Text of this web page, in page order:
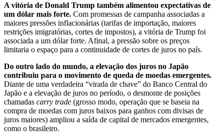
A vitória de Donald Trump também alimentou expectativas de
um dólar mais forte. Com promessas de campanha associadas a
maiores pressões inflacionárias (tarifas de importação, maiores
restrições imigratórias, cortes de impostos), a vitória de Trump foi
associada a um dólar forte. Afinal, a pressão sobre os preços
limitaria o espaço para a continuidade de cortes de juros no país.
Do outro lado do mundo, a elevação dos juros no Japão
contribuiu para o movimento de queda de moedas emergentes.
Diante de uma verdadeira “virada de chave” do Banco Central do
Japão e a elevação de juros no período, o desmonte de posições
chamadas carry trade (grosso modo, operação que se baseia na
compra de moedas com juros baixos para ganhos com divisas de
juros maiores) ampliou a saída de capital de mercados emergentes,
como o brasileiro.